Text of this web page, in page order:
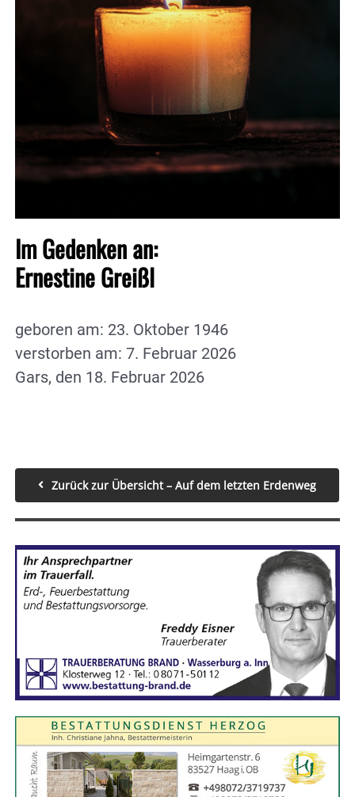
Im Gedenken an:
Ernestine Greißl
geboren am: 23. Oktober 1946
verstorben am: 7. Februar 2026
Gars, den 18. Februar 2026
Zurück zur Übersicht – Auf dem letzten Erdenweg